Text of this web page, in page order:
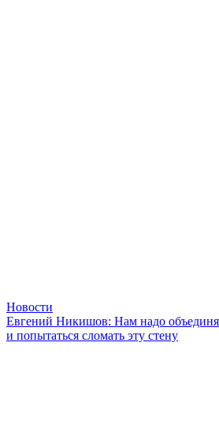
Новости
Евгений Никишов: Нам надо
и попытаться сломать эту стену